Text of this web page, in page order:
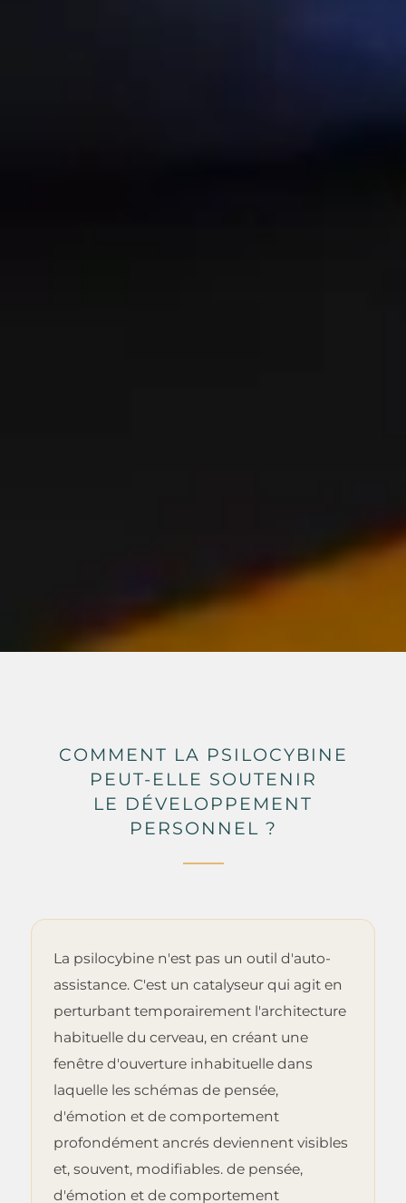
COMMENT LA PSILOCYBINE
PEUT-ELLE SOUTENIR
LE DÉVELOPPEMENT
PERSONNEL ?
La psilocybine n'est pas un outil d'auto-
assistance. C'est un catalyseur qui agit en
perturbant temporairement l'architecture
habituelle du cerveau, en créant une
fenêtre d'ouverture inhabituelle dans
laquelle les schémas de pensée,
d'émotion et de comportement
profondément ancrés deviennent visibles
et, souvent, modifiables. de pensée,
d'émotion et de comportement